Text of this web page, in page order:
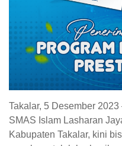
Takalar, 5 Desember
SMAS Islam Lasharan
Kabupaten Takalar, kini